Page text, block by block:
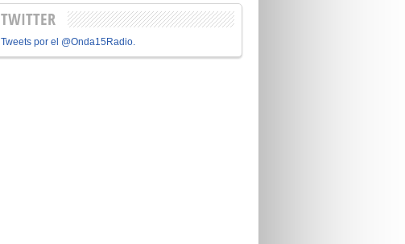
TWITTER
Tweets por el @Onda15Radio.